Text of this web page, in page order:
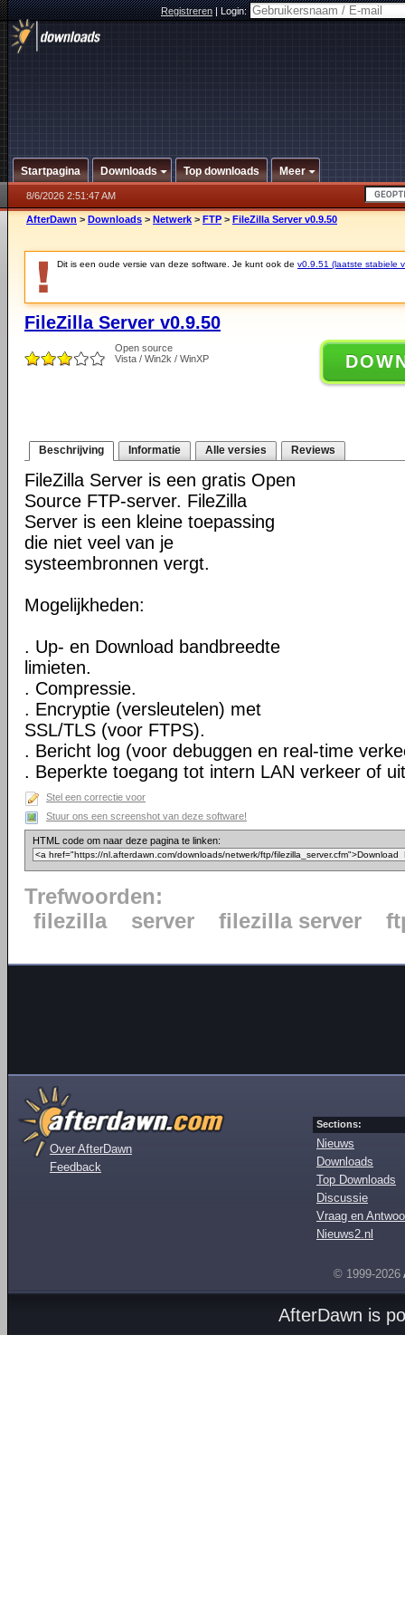
Registreren|Login:
Startpagina Downloads Top downloads Meer
8/6/2026 2:51:47 AM
AfterDawn > Downloads > Netwerk > FTP > FileZilla Server v0.9.50
Dit is een oude versie van deze software. Je kunt ook de v0.9.51 (laatste stabiele
FileZilla Server v0.9.50
Open source
Vista / Win2k / WinXP
Beschrijving Informatie Alle versies Reviews
FileZilla Server is een gratis Open
Source FTP-server. FileZilla
Server is een kleine toepassing
die niet veel van je
systeembronnen vergt.
Mogelijkheden:
. Up- en Download bandbreedte
limieten.
. Compressie.
. Encryptie (versleutelen) met
SSL/TLS (voor FTPS).
. Bericht log (voor debuggen en real-time
. Beperkte toegang tot intern LAN verkeer of
Stel een correctie voor
Stuur ons een screenshot van deze software!
HTML code om naar deze pagina te linken:
Trefwoorden:
filezilla
server filezilla server
Over AfterDawn
Feedback
Sections:
Nieuws
Downloads
Top Downloads
Discussie
Vraag en
Nieuws2.nl
© 1999-2026
AfterDawn is